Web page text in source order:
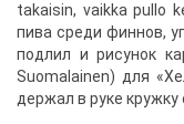
takaisin, vaikka pullo
пива среди финнов,
подлил и рисунок
Suomalainen) для
держал в руке кружку